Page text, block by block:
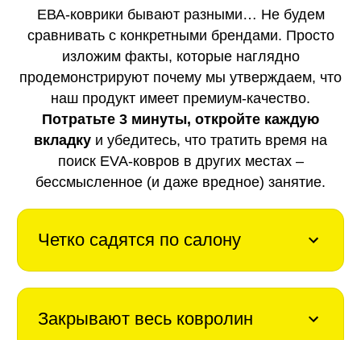
ЕВА-коврики бывают разными… Не будем
сравнивать с конкретными брендами. Просто
изложим факты, которые наглядно
продемонстрируют почему мы утверждаем, что
наш продукт имеет премиум-качество.
Потратьте 3 минуты, откройте каждую
вкладку и убедитесь, что тратить время на
поиск EVA-ковров в других местах –
бессмысленное (и даже вредное) занятие.
Четко садятся по салону
Закрывают весь ковролин